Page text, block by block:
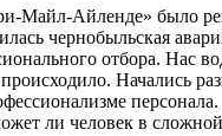
Майл-Айленде» было
чернобыльская
отбора. Нас
Начались
ли человек в